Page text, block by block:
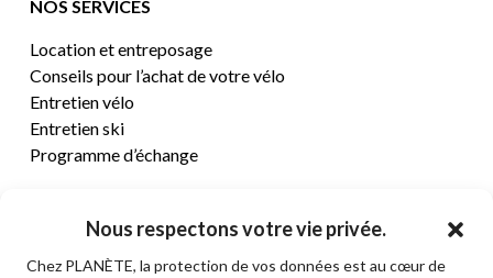
Nous respectons votre vie privée.
Chez PLANÈTE, la protection de vos données est au cœur de
NOS SERVICES
Location et entreposage
Conseils pour l’achat de votre vélo
Entretien vélo
Entretien ski
Programme d’échange
CENTRE D’AIDE
Termes et conditions de vente